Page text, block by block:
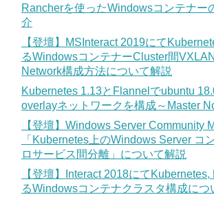
Rancherを使ったWindowsコンテナー
介
【登壇】MSInteract 2019にて
るWindowsコンテナーCluster間
Network構成方法について解説
Kubernetes 1.13とFlannelでubuntu
overlayネットワークを構成～Master
【登壇】Windows Server Community
「Kubernetes上のWindows Server コ
ロサービス間分離」について解説
【登壇】Interact 2018にて
るWindowsコンテナクラスタ構成につ